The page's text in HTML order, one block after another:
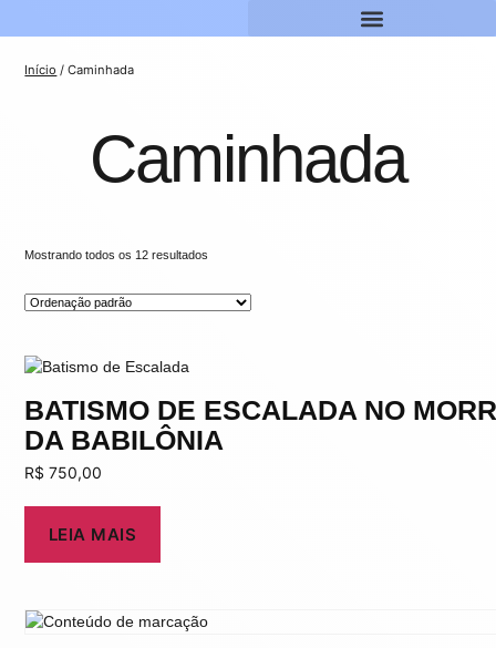
Início / Caminhada
Caminhada
Mostrando todos os 12 resultados
BATISMO DE ESCALADA NO
DA BABILÔNIA
R$ 750,00
LEIA MAIS